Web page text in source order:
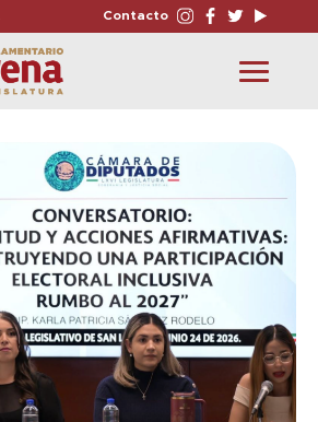
Contacto
Toggle
navigation